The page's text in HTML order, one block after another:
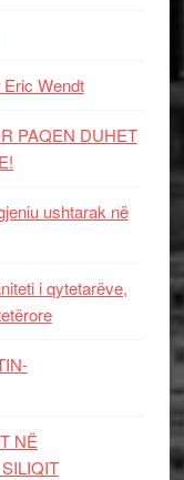
Wendt
PAQEN DUHET
ushtarak në
i qytetarëve,
NË